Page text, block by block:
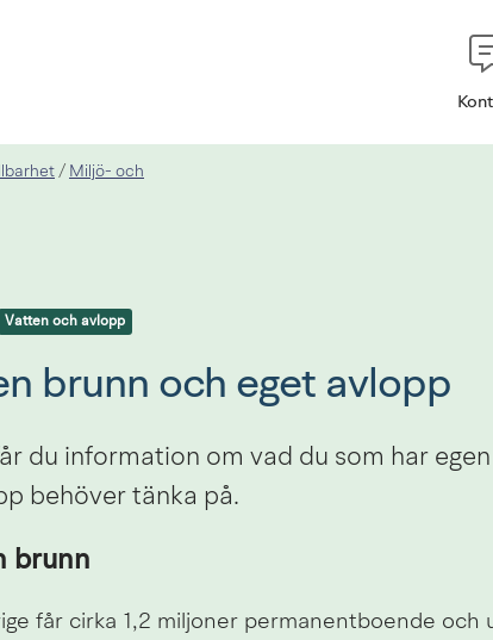
/ Miljö- och
Vatten och avlopp
brunn och eget avlopp
du information om vad du som har
behöver tänka på.
brunn
får cirka 1,2 miljoner permanentboende och